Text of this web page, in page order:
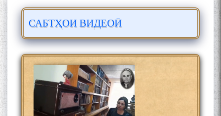
САБТҲОИ ВИДЕОӢ
Сайре дар Осорхона
Муҳаммадҷон Раҳимӣ